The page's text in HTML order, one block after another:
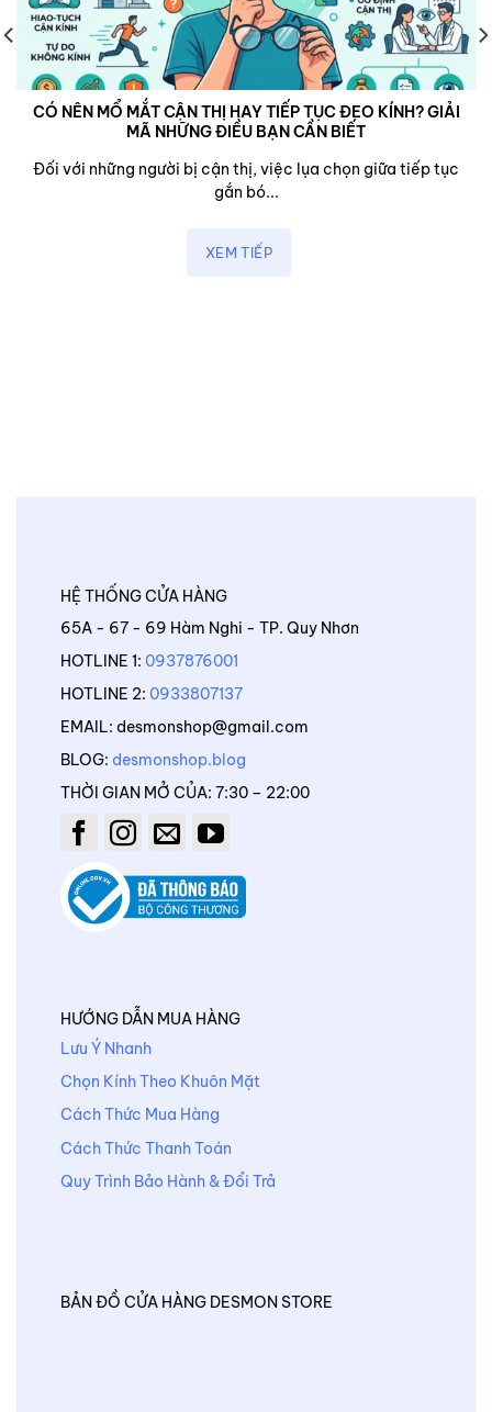
CÓ NÊN MỔ MẮT CẬN THỊ HAY TIẾP TỤC ĐEO KÍNH? GIẢI
MÃ NHỮNG ĐIỀU BẠN CẦN BIẾT
Đối với những người bị cận thị, việc lụa chọn giữa tiếp tục
gắn bó...
XEM TIẾP
HỆ THỐNG CỬA HÀNG
65A - 67 - 69 Hàm Nghi - TP. Quy Nhơn
HOTLINE 1: 0937876001
HOTLINE 2: 0933807137
EMAIL: desmonshop@gmail.com
BLOG: desmonshop.blog
THỜI GIAN MỞ CỦA: 7:30 – 22:00
HƯỚNG DẪN MUA HÀNG
Lưu Ý Nhanh
Chọn Kính Theo Khuôn Mặt
Cách Thức Mua Hàng
Cách Thức Thanh Toán
Quy Trình Bảo Hành & Đổi Trả
BẢN ĐỒ CỬA HÀNG DESMON STORE